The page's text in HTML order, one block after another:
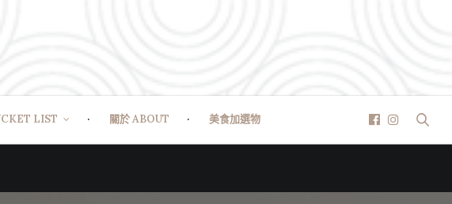
LIST 關於 ABOUT 美食加選物